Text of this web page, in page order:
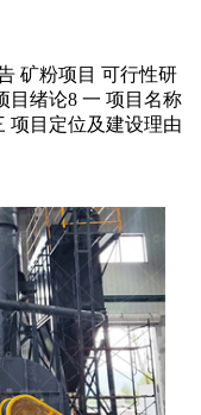
矿粉项目 可行性研
目绪论8 一 项目名称
项目定位及建设理由